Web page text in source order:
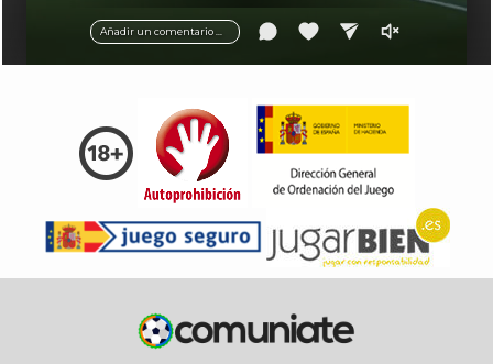
Añadir un comentario ...